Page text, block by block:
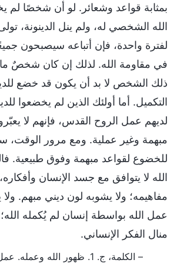
بمثابة قواعد وشعائر. لو أن شخصًا لم
الله الشخصي له، ولم ينل الدينونة،
لفترة واحدة، فإن أتباعه سيصبحون
في مقاومة الله. لذلك إن كان شخصٌ ما
ذلك الشخص لا بد أن يكون قد خضع
التكميل. أما أولئك الذين لم يخضعوا
لديهم عمل الروح القدس، فإنهم لا
مبهمة وغير عملية. ومع مرور الوقت،
للخضوع لقواعد مبهمة وفوق طبيعية.
الله لا يتوافق مع جسد الإنسان
مفاهيمه؛ ولا يشوبه لون ديني مبهم.
عمل الله بواسطة إنسان لم يُكمله
منال الفكر الإنساني.
– الكلمة، ج. 1. ظهور الله وعمله. عمل الله وعمل الإنسان